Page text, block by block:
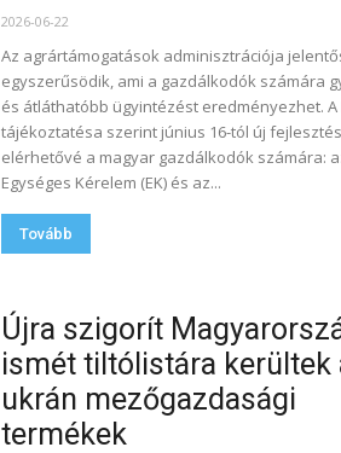
2026-06-22
Az agrártámogatások adminisztrációja
egyszerűsödik, ami a gazdálkodók számára
és átláthatóbb ügyintézést eredményezhet. A
tájékoztatésa szerint június 16-tól új
elérhetővé a magyar gazdálkodók számára:
Egységes Kérelem (EK) és az...
Tovább
Újra szigorít
ismét tiltólistára kerültek
ukrán mezőgazdasági
termékek